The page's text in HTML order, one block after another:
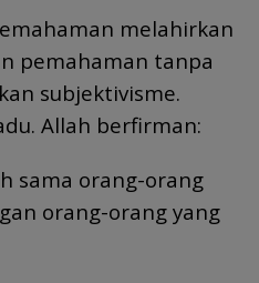
melahirkan
pemahaman tanpa
subjektivisme.
Allah berfirman:
sama orang-orang
orang-orang yang